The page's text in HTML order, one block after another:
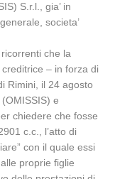
S.r.l., gia’ in
societa’
che la
– in forza di
Rimini, il 24 agosto
e
chiedere che fosse
c.c., l’atto di
con il quale essi
proprie figlie